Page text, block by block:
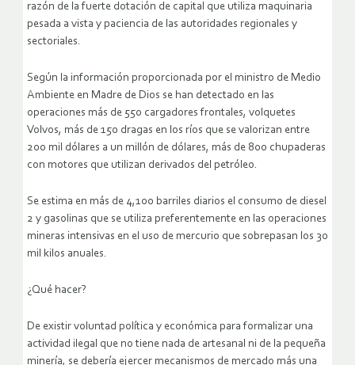
razón de la fuerte dotación de capital que utiliza maquinaria
pesada a vista y paciencia de las autoridades regionales y
sectoriales.
Según la información proporcionada por el ministro de Medio
Ambiente en Madre de Dios se han detectado en las
operaciones más de 550 cargadores frontales, volquetes
Volvos, más de 150 dragas en los ríos que se valorizan entre
200 mil dólares a un millón de dólares, más de 800 chupaderas
con motores que utilizan derivados del petróleo.
Se estima en más de 4,100 barriles diarios el consumo de diesel
2 y gasolinas que se utiliza preferentemente en las operaciones
mineras intensivas en el uso de mercurio que sobrepasan los 30
mil kilos anuales.
¿Qué hacer?
De existir voluntad política y económica para formalizar una
actividad ilegal que no tiene nada de artesanal ni de la pequeña
minería, se debería ejercer mecanismos de mercado más una